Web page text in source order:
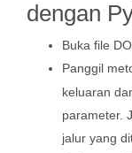
dengan
Buka file
Panggil
keluaran
parameter.
jalur yang